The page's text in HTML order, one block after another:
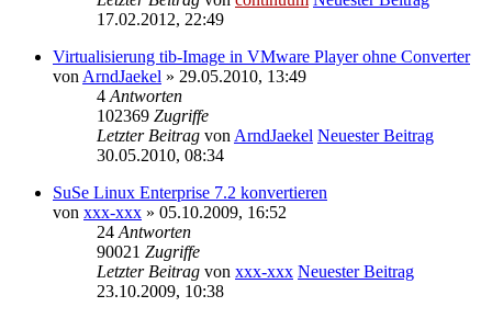
17.02.2012, 22:49
Virtualisierung tib-Image in VMware Player ohne Converter
von ArndJaekel » 29.05.2010, 13:49
4 Antworten
102369 Zugriffe
Letzter Beitrag von ArndJaekel Neuester Beitrag
30.05.2010, 08:34
SuSe Linux Enterprise 7.2 konvertieren
von xxx-xxx » 05.10.2009, 16:52
24 Antworten
90021 Zugriffe
Letzter Beitrag von xxx-xxx Neuester Beitrag
23.10.2009, 10:38